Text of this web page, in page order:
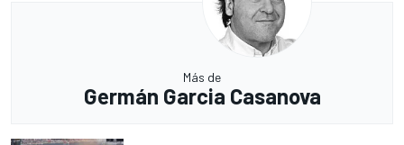
Más de
Germán Garcia Casanova